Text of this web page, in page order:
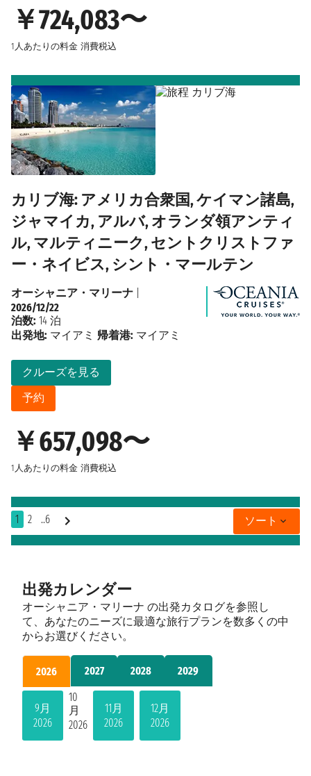
￥724,083〜
1人あたりの料金 消費税込
カリブ海: アメリカ合衆国, ケイマン諸島,
ジャマイカ, アルバ, オランダ領アンティ
ル, マルティニーク, セントクリストファ
ー・ネイビス, シント・マールテン
￥657,098〜
1人あたりの料金 消費税込
クルーズを見る
予約
オーシャニア・マリーナ
2026/12/22
泊数: 14 泊
出発地: マイアミ 帰着港: マイアミ
1 2 ..6 ソート
出発カレンダー
オーシャニア・マリーナ の出発カタログを参照し
て、あなたのニーズに最適な旅行プランを数多くの中
からお選びください。
2026 2027 2028 2029
9月
2026
10
月
2026
11月
2026
12月
2026